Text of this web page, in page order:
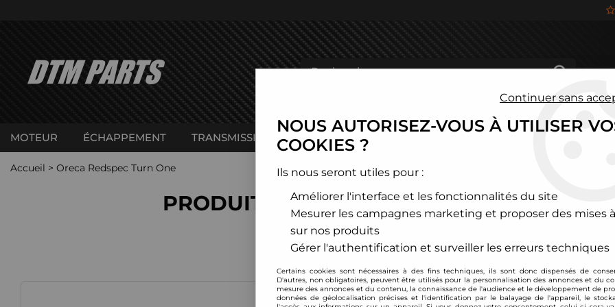
MOTEUR ÉCHAPPEMENT TRANSMISSION CHÂSSIS
Accueil > Oreca Redspec Turn One
PRODUITS DE LA MARQUE ORECA
12 articles sur 30
Continuer sans
NOUS AUTORISEZ-VOUS À UTILISER
COOKIES ?
Ils nous seront utiles pour :
Améliorer l'interface et les fonctionnalités du site
Mesurer les campagnes marketing et proposer des mises
sur nos produits
Gérer l'authentification et surveiller les erreurs techniques
Certains cookies sont nécessaires à des fins techniques, ils sont donc dispensés de
D'autres, non obligatoires, peuvent être utilisés pour la personnalisation des annonces et du
mesure des annonces et du contenu, la connaissance de l'audience et le développement de
données de géolocalisation précises et l'identification par le balayage de l'appareil, le